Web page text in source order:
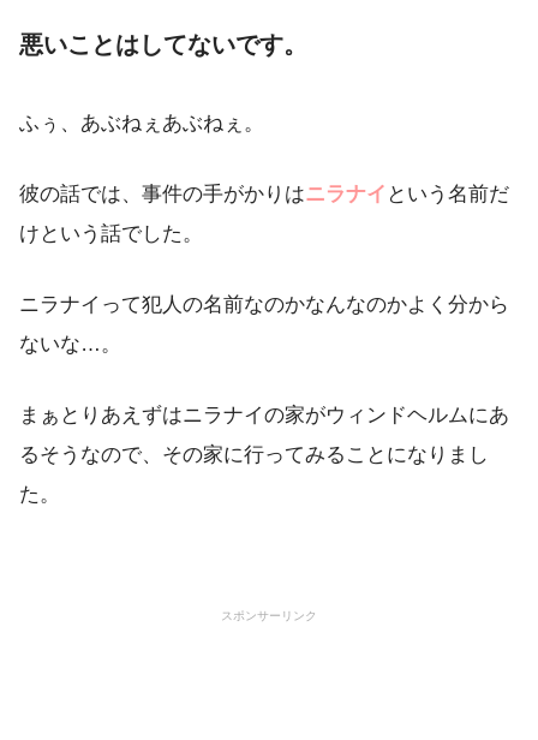
悪いことはしてないです。
ふぅ、あぶねぇあぶねぇ。
彼の話では、事件の手がかりはニラナイ という名前だ
けという話でした。
ニラナイって犯人の名前なのかなんなのかよく分から
ないな…。
まぁとりあえずはニラナイの家がウィンドヘルムにあ
るそうなので、その家に行ってみることになりまし
た。
スポンサーリンク